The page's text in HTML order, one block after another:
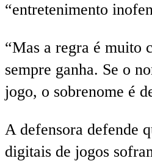
“entretenimento
“Mas a regra é muito
sempre ganha. Se o
jogo, o sobrenome é
A defensora defende
digitais de jogos